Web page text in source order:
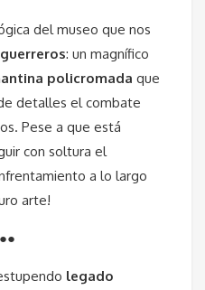
del museo que nos
: un magnífico
policromada que
detalles el combate
Pese a que está
con soltura el
a lo largo
arte!
legado